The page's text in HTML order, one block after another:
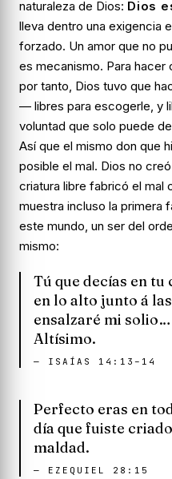
naturaleza de Dios: Dios
lleva dentro una exigencia
forzado. Un amor que no
es mecanismo. Para hacer
por tanto, Dios tuvo que
— libres para escogerle, y
voluntad que solo puede
Así que el mismo don que
posible el mal. Dios no
criatura libre fabricó el mal
muestra incluso la primera
este mundo, un ser del
mismo:
Tú que decías en
en lo alto junto á
ensalzaré mi
Altísimo.
— ISAÍAS 14:13–14
Perfecto eras en
día que fuiste
maldad.
— EZEQUIEL 28:15